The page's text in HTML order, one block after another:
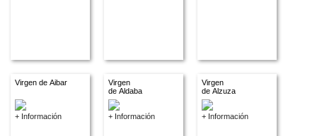
Virgen de Aibar
+ Información
Virgen
de Aldaba
+ Información
Virgen
de Alzuza
+ Información